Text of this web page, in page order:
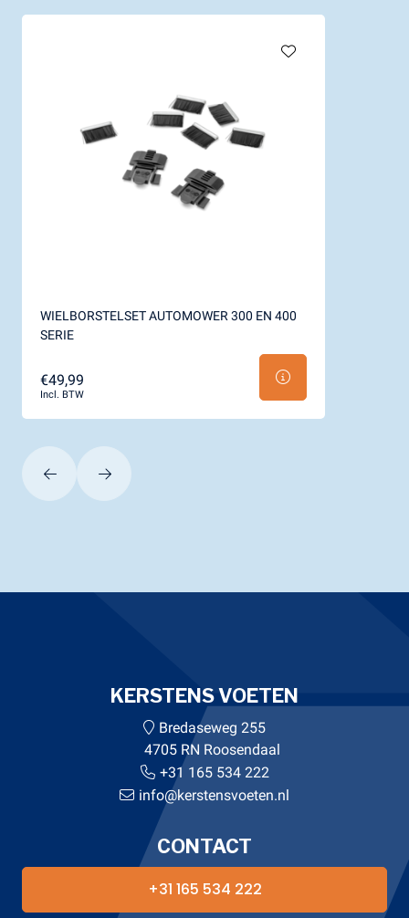
WIELBORSTELSET AUTOMOWER 300 EN 400
SERIE
€49,99
Incl. BTW
KERSTENS VOETEN
Bredaseweg 255
4705 RN Roosendaal
+31 165 534 222
info@kerstensvoeten.nl
CONTACT
+31 165 534 222